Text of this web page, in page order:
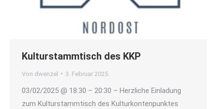
Kulturstammtisch des KKP
Von dwenzel 3. Februar 2025
03/02/2025 @ 18:30 – 20:30 – Herzliche Einladung
zum Kulturstammtisch des Kulturkontenpunktes